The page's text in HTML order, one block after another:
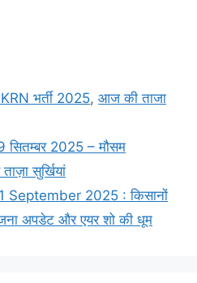
भर्ती 2025,आज की ताजा
सितम्बर 2025 – मौसम
सुर्खियां
September 2025 : किसानों
अपडेट और एयर शो की धूम